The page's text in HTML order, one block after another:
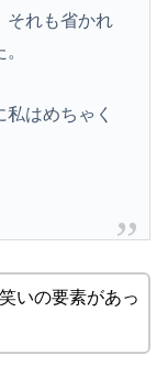
それも省かれ
はめちゃく
いの要素があっ